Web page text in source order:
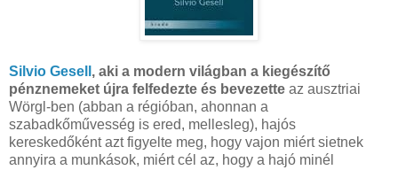
Silvio Gesell , aki a modern világban a kiegészítő
pénznemeket újra felfedezte és bevezette az ausztriai
Wörgl-ben (abban a régióban, ahonnan a
szabadkőművesség is ered, mellesleg), hajós
kereskedőként azt figyelte meg, hogy vajon miért sietnek
annyira a munkások, miért cél az, hogy a hajó minél